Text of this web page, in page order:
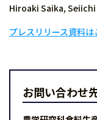
Hiroaki Saika,
プレスリリース資料は
お問い合わせ